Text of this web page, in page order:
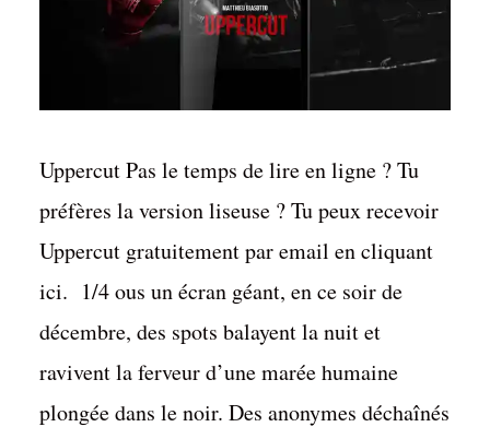
Uppercut Pas le temps de lire en ligne ? Tu
préfères la version liseuse ? Tu peux recevoir
Uppercut gratuitement par email en cliquant
ici. 1/4 ous un écran géant, en ce soir de
décembre, des spots balayent la nuit et
ravivent la ferveur d’une marée humaine
plongée dans le noir. Des anonymes déchaînés